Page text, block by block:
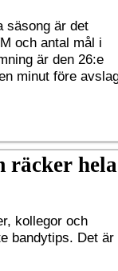
säsong är det
och antal mål i
är den 26:e
minut före
räcker hela
kollegor och
bandytips. Det är